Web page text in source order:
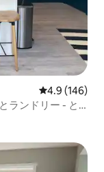
レビュー146
4.9 (146)
ランドリー - と